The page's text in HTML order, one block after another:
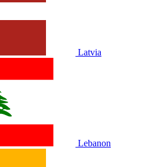
Latvia
Lebanon